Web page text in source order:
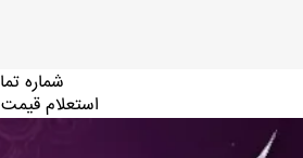
شماره
استعلام قیمت و خرید